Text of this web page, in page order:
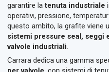
garantire latenuta industriale
operativi, pressione,
questo ambito, la grafite viene
sistemi pressure seal, seggi
valvole industriali.
Carrara dedica una gamma